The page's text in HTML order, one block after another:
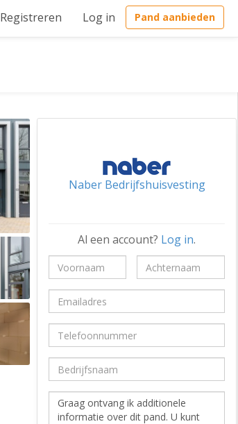
Registreren Log in Pand aanbieden
Naber Bedrijfshuisvesting
Al een account? Log in.